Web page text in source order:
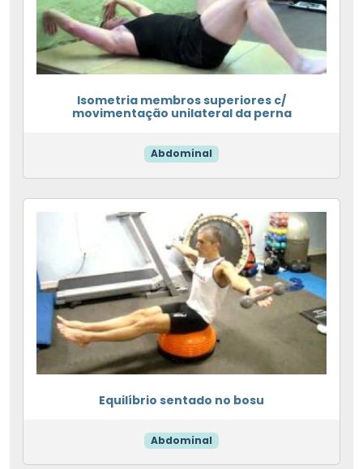
Isometria membros superiores c/
movimentação unilateral da perna
Abdominal
Equilíbrio sentado no bosu
Abdominal